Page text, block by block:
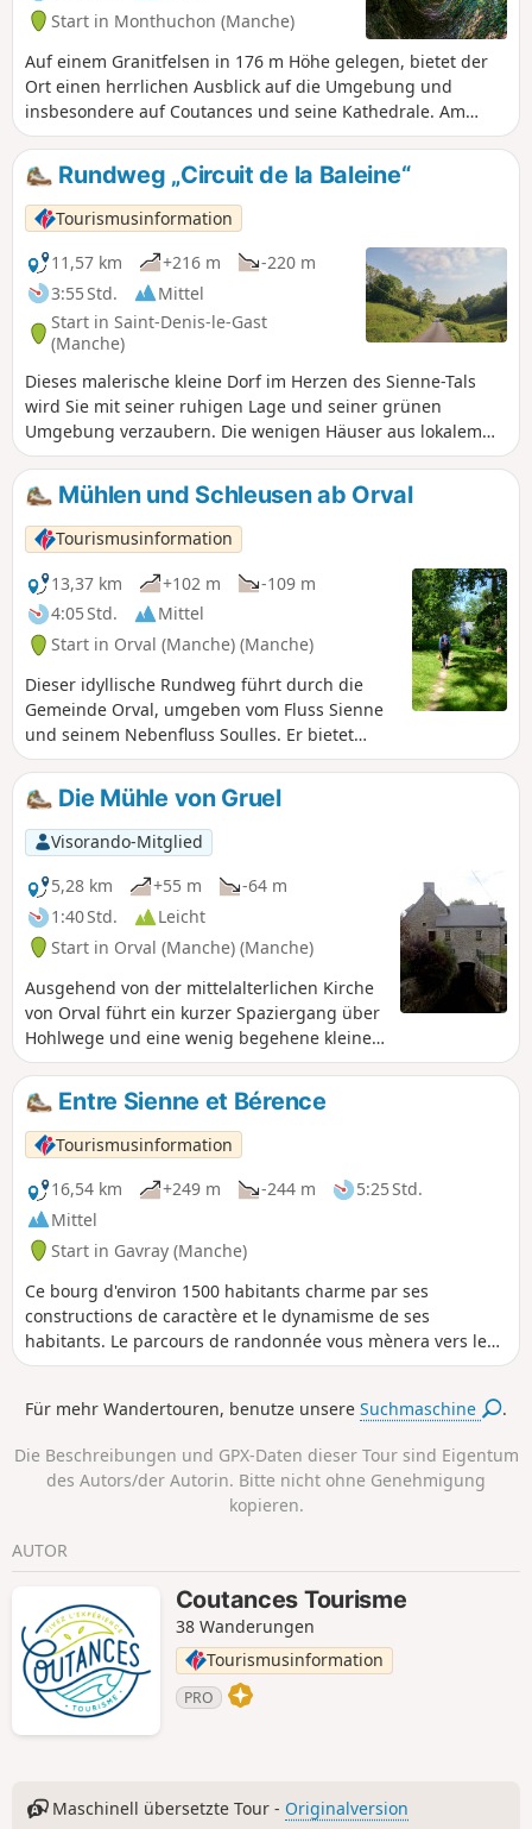
Straßen oder Gassen verlaufen,
ermöglichen es, einen kleinen Teil des
Kulturerbes von Coutances zu
entdecken, auch wenn das
Gewerbegebiet den Genuss ein wenig
trübt, was man jedoch schnell vergisst.
Start in Monthuchon (Manche)
Auf einem Granitfelsen in 176 m Höhe gelegen, bietet der
Ort einen herrlichen Ausblick auf die Umgebung und
insbesondere auf Coutances und seine Kathedrale. Am
Abend kann man bei klarem Wetter sieben Leuchttürme
erkennen.
Rundweg „Circuit de la Baleine“
Tourismusinformation
11,57 km
+216 m
-220 m
3:55 Std.
Mittel
Start in Saint-Denis-le-Gast
(Manche)
Dieses malerische kleine Dorf im Herzen des Sienne-Tals
wird Sie mit seiner ruhigen Lage und seiner grünen
Umgebung verzaubern. Die wenigen Häuser aus lokalem
Stein umgeben die Kirche. Sie werden feststellen, dass die
Hänge dieses Tals mit Buchen bewachsen sind, deren
hartes und gleichmäßiges Holz sowohl in der Tischlerei als
auch in der Schreinerei und ganz einfach als Brennholz
verwendet wird.
Mühlen und Schleusen ab Orval
Tourismusinformation
13,37 km
+102 m
-109 m
4:05 Std.
Mittel
Start in Orval (Manche) (Manche)
Dieser idyllische Rundweg führt durch die
Gemeinde Orval, umgeben vom Fluss Sienne
und seinem Nebenfluss Soulles. Er bietet
schöne Ausblicke auf die Bocage-Landschaft
und die Stadt Coutances und ermöglicht es
Ihnen, eine unberührte und artenreiche
Natur zu entdecken.
Die Mühle von Gruel
Visorando-Mitglied
5,28 km
+55 m
-64 m
1:40 Std.
Leicht
Start in Orval (Manche) (Manche)
Ausgehend von der mittelalterlichen Kirche
von Orval führt ein kurzer Spaziergang über
Hohlwege und eine wenig begehene kleine
Straße zu einer alten Mühle am Fluss
Soulles.Entre Sienne et Bérence
Tourismusinformation
16,54 km
+249 m -244 m
5:25 Std.
Mittel
Start in Gavray (Manche)
Ce bourg d'environ 1500 habitants charme par ses
constructions de caractère et le dynamisme de ses
habitants. Le parcours de randonnée vous mènera vers les
méandres des deux rivières qui serpentent sur le territoire,
randonneurs comme des pêcheurs de salmonidés.
Für mehr Wandertouren, benutze unsereSuchmaschine .
Die Beschreibungen und GPX-Daten dieser Tour sind Eigentum
des Autors/der Autorin. Bitte nicht ohne Genehmigung
kopieren.
AUTOR
Coutances Tourisme
38 Wanderungen
Tourismusinformation
PRO
Maschinell übersetzte Tour - Originalversion